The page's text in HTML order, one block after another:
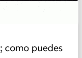
; como puedes